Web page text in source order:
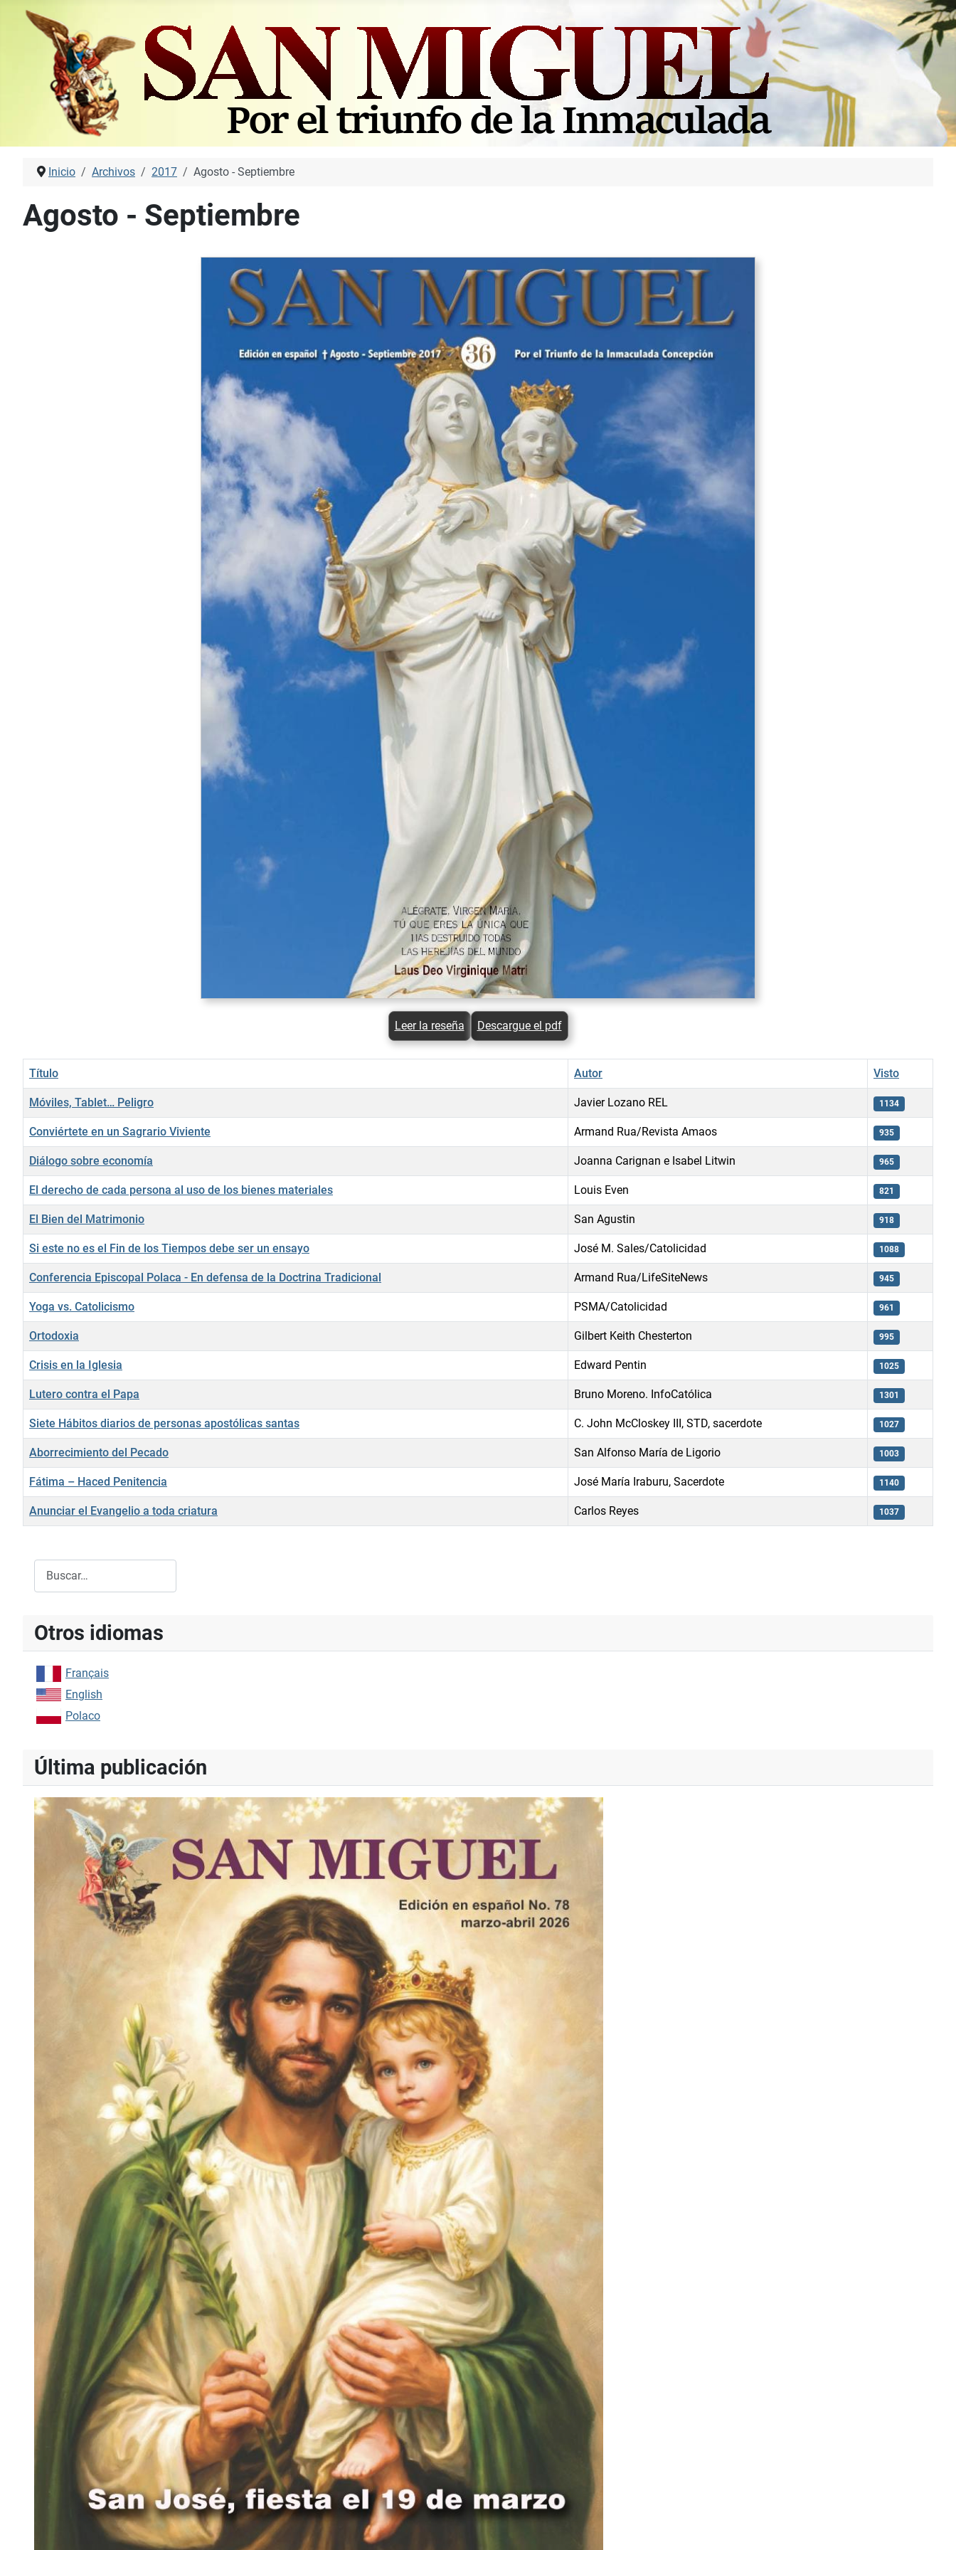
Inicio Archivos 2017 Agosto - Septiembre
Agosto - Septiembre
Leer la reseña Descargue el pdf
Título Autor Visto
Móviles, Tablet… Peligro Javier Lozano REL 1134
Conviértete en un Sagrario Viviente Armand Rua/Revista Amaos 935
Diálogo sobre economía Joanna Carignan e Isabel Litwin 965
El derecho de cada persona al uso de los bienes materiales Louis Even 821
El Bien del Matrimonio San Agustin 918
Si este no es el Fin de los Tiempos debe ser un ensayo José M. Sales/Catolicidad 1088
Conferencia Episcopal Polaca - En defensa de la Doctrina Tradicional Armand Rua/LifeSiteNews 945
Yoga vs. Catolicismo PSMA/Catolicidad 961
Ortodoxia Gilbert Keith Chesterton 995
Crisis en la Iglesia Edward Pentin 1025
Lutero contra el Papa Bruno Moreno. InfoCatólica 1301
Siete Hábitos diarios de personas apostólicas santas C. John McCloskey III, STD, sacerdote 1027
Aborrecimiento del Pecado San Alfonso María de Ligorio 1003
Fátima – Haced Penitencia José María Iraburu, Sacerdote 1140
Anunciar el Evangelio a toda criatura Carlos Reyes 1037
Otros idiomas
Français
English
Polaco
Última publicación